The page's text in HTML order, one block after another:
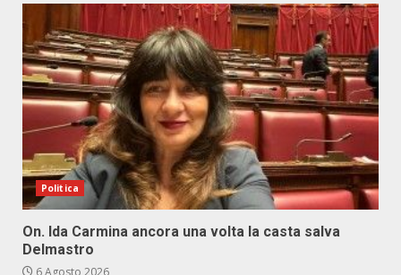
Politica
On. Ida Carmina ancora una volta la casta salva
Delmastro
6 Agosto 2026